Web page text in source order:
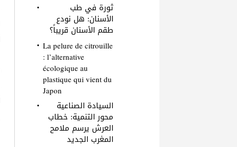
ثورة في طب
الأسنان: هل نودع
طقم الأسنان قريباً؟
La pelure de citrouille
: l’alternative
écologique au
plastique qui vient du
Japon
السيادة الصناعية
محور التنمية: خطاب
العرش يرسم ملامح
المغرب الجديد